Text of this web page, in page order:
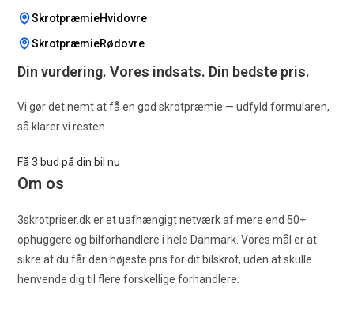
SkrotpræmieHvidovre
SkrotpræmieRødovre
Din vurdering. Vores indsats. Din bedste pris.
Vi gør det nemt at få en god skrotpræmie — udfyld formularen,
så klarer vi resten.
Få 3 bud på din bil nu
Om os
3skrotpriser.dk er et uafhængigt netværk af mere end 50+
ophuggere og bilforhandlere i hele Danmark. Vores mål er at
sikre at du får den højeste pris for dit bilskrot, uden at skulle
henvende dig til flere forskellige forhandlere.